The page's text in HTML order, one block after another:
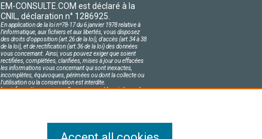
EM-CONSULTE.COM est déclaré à la
CNIL, déclaration n° 1286925.
En application de la loi nº78-17 du 6 janvier 1978 relative à
l'informatique, aux fichiers et aux libertés, vous disposez
des droits d'opposition (art.26 de la loi), d'accès (art.34 à 38
de la loi), et de rectification (art.36 de la loi) des données
vous concernant. Ainsi, vous pouvez exiger que soient
rectifiées, complétées, clarifiées, mises à jour ou effacées
les informations vous concernant qui sont inexactes,
incomplètes, équivoques, périmées ou dont la collecte ou
l'utilisation ou la conservation est interdite.
Les informations personnelles concernant les visiteurs de